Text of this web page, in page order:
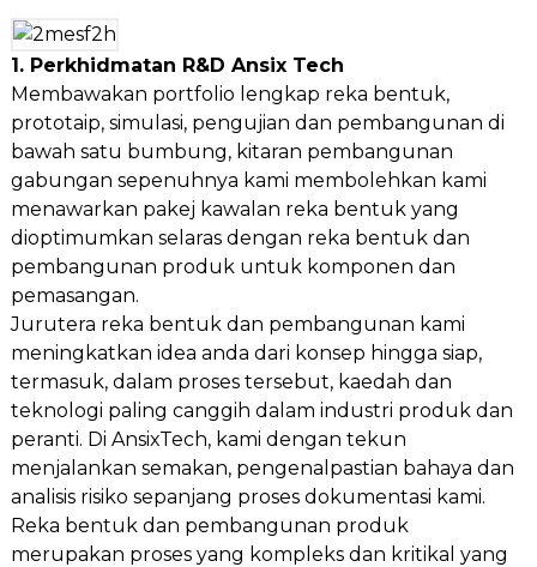
1. Perkhidmatan R&D Ansix Tech
Membawakan portfolio lengkap reka bentuk,
prototaip, simulasi, pengujian dan pembangunan di
bawah satu bumbung, kitaran pembangunan
gabungan sepenuhnya kami membolehkan kami
menawarkan pakej kawalan reka bentuk yang
dioptimumkan selaras dengan reka bentuk dan
pembangunan produk untuk komponen dan
pemasangan.
Jurutera reka bentuk dan pembangunan kami
meningkatkan idea anda dari konsep hingga siap,
termasuk, dalam proses tersebut, kaedah dan
teknologi paling canggih dalam industri produk dan
peranti. Di AnsixTech, kami dengan tekun
menjalankan semakan, pengenalpastian bahaya dan
analisis risiko sepanjang proses dokumentasi kami.
Reka bentuk dan pembangunan produk
merupakan proses yang kompleks dan kritikal yang